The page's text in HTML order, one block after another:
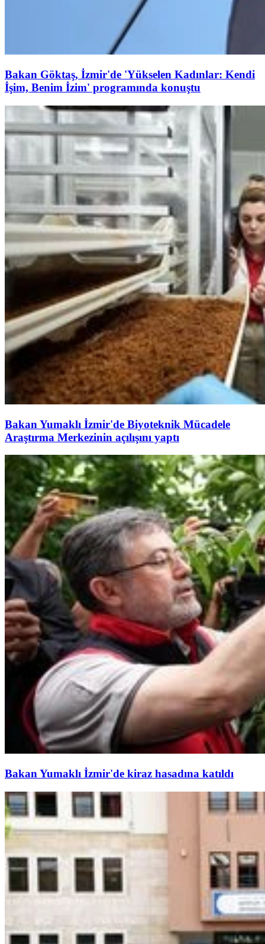
Bakan Göktaş, İzmir'de 'Yükselen Kadınlar: Kendi
İşim, Benim İzim' programında konuştu
Bakan Yumaklı İzmir'de Biyoteknik Mücadele
Araştırma Merkezinin açılışını yaptı
Bakan Yumaklı İzmir'de kiraz hasadına katıldı